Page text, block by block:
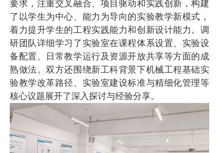
要求，注重交叉融合、项目驱动和实践创新，构建
了以学生为中心、能力为导向的实验教学新模式，
着力提升学生的工程实践能力和创新设计能力。调
研团队详细学习了实验室在课程体系设置、实验设
备配置、日常教学运行及资源开放共享等方面的成
熟做法。双方还围绕新工科背景下机械工程基础实
验教学改革路径、实验室建设标准与精细化管理等
核心议题展开了深入探讨与经验分享。